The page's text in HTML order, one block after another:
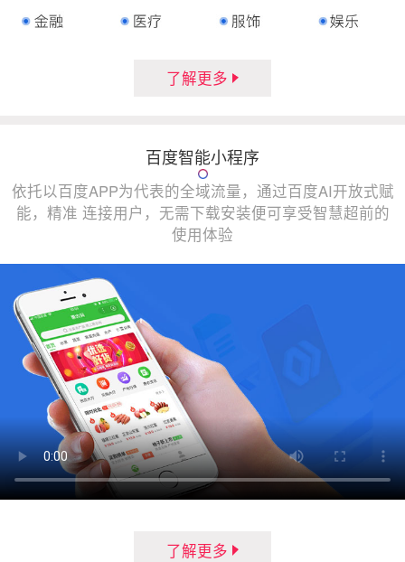
了解更多
百度智能小程序
依托以百度APP为代表的全域流量，通过百度AI开放式赋
能，精准 连接用户，无需下载安装便可享受智慧超前的
使用体验
了解更多